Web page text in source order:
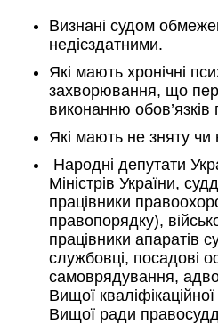
Визнані судом
недієздатними.
Які мають хронічні
захворювання, що
виконанню
Які мають не зняту чи
Народні депутати
Міністрів України,
працівники
правопорядку),
працівники апаратів
службовці, посадові
самоврядування,
Вищої кваліфікаційної
Вищої ради